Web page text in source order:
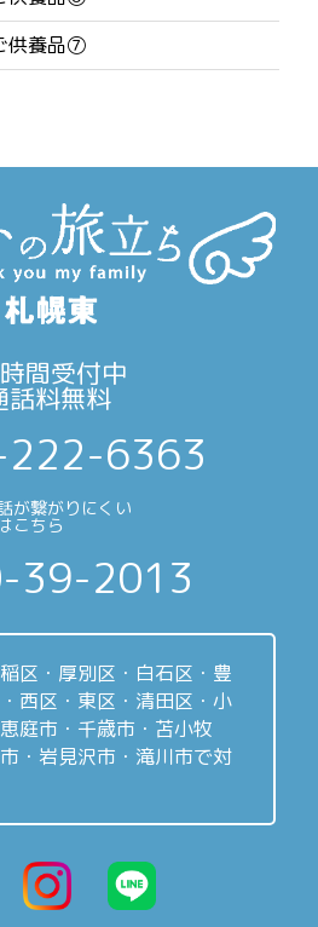
供養品⑦
間受付中
話料無料
6363
が繋がりにくい
こちら
39-2013
区・厚別区・白石区・豊
西区・東区・清田区・小
庭市・千歳市・苫小牧
・岩見沢市・滝川市で対